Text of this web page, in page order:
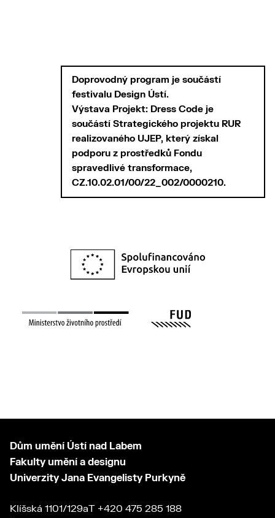
Doprovodný program je součástí
festivalu Design Ústí.
Výstava Projekt: Dress Code je
součástí Strategického projektu RUR
realizovaného UJEP, který získal
podporu z prostředků Fondu
spravedlivé transformace,
CZ.10.02.01/00/22_002/0000210.
Dům umění Ústí nad Labem
Fakulty umění a designu
Univerzity Jana Evangelisty Purkyně
Klíšská 1101/129aT +420 475 285 188